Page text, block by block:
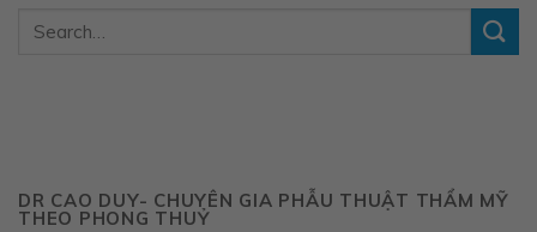
DR CAO DUY- CHUYÊN GIA PHẪU THUẬT THẨM MỸ
THEO PHONG THUỶ